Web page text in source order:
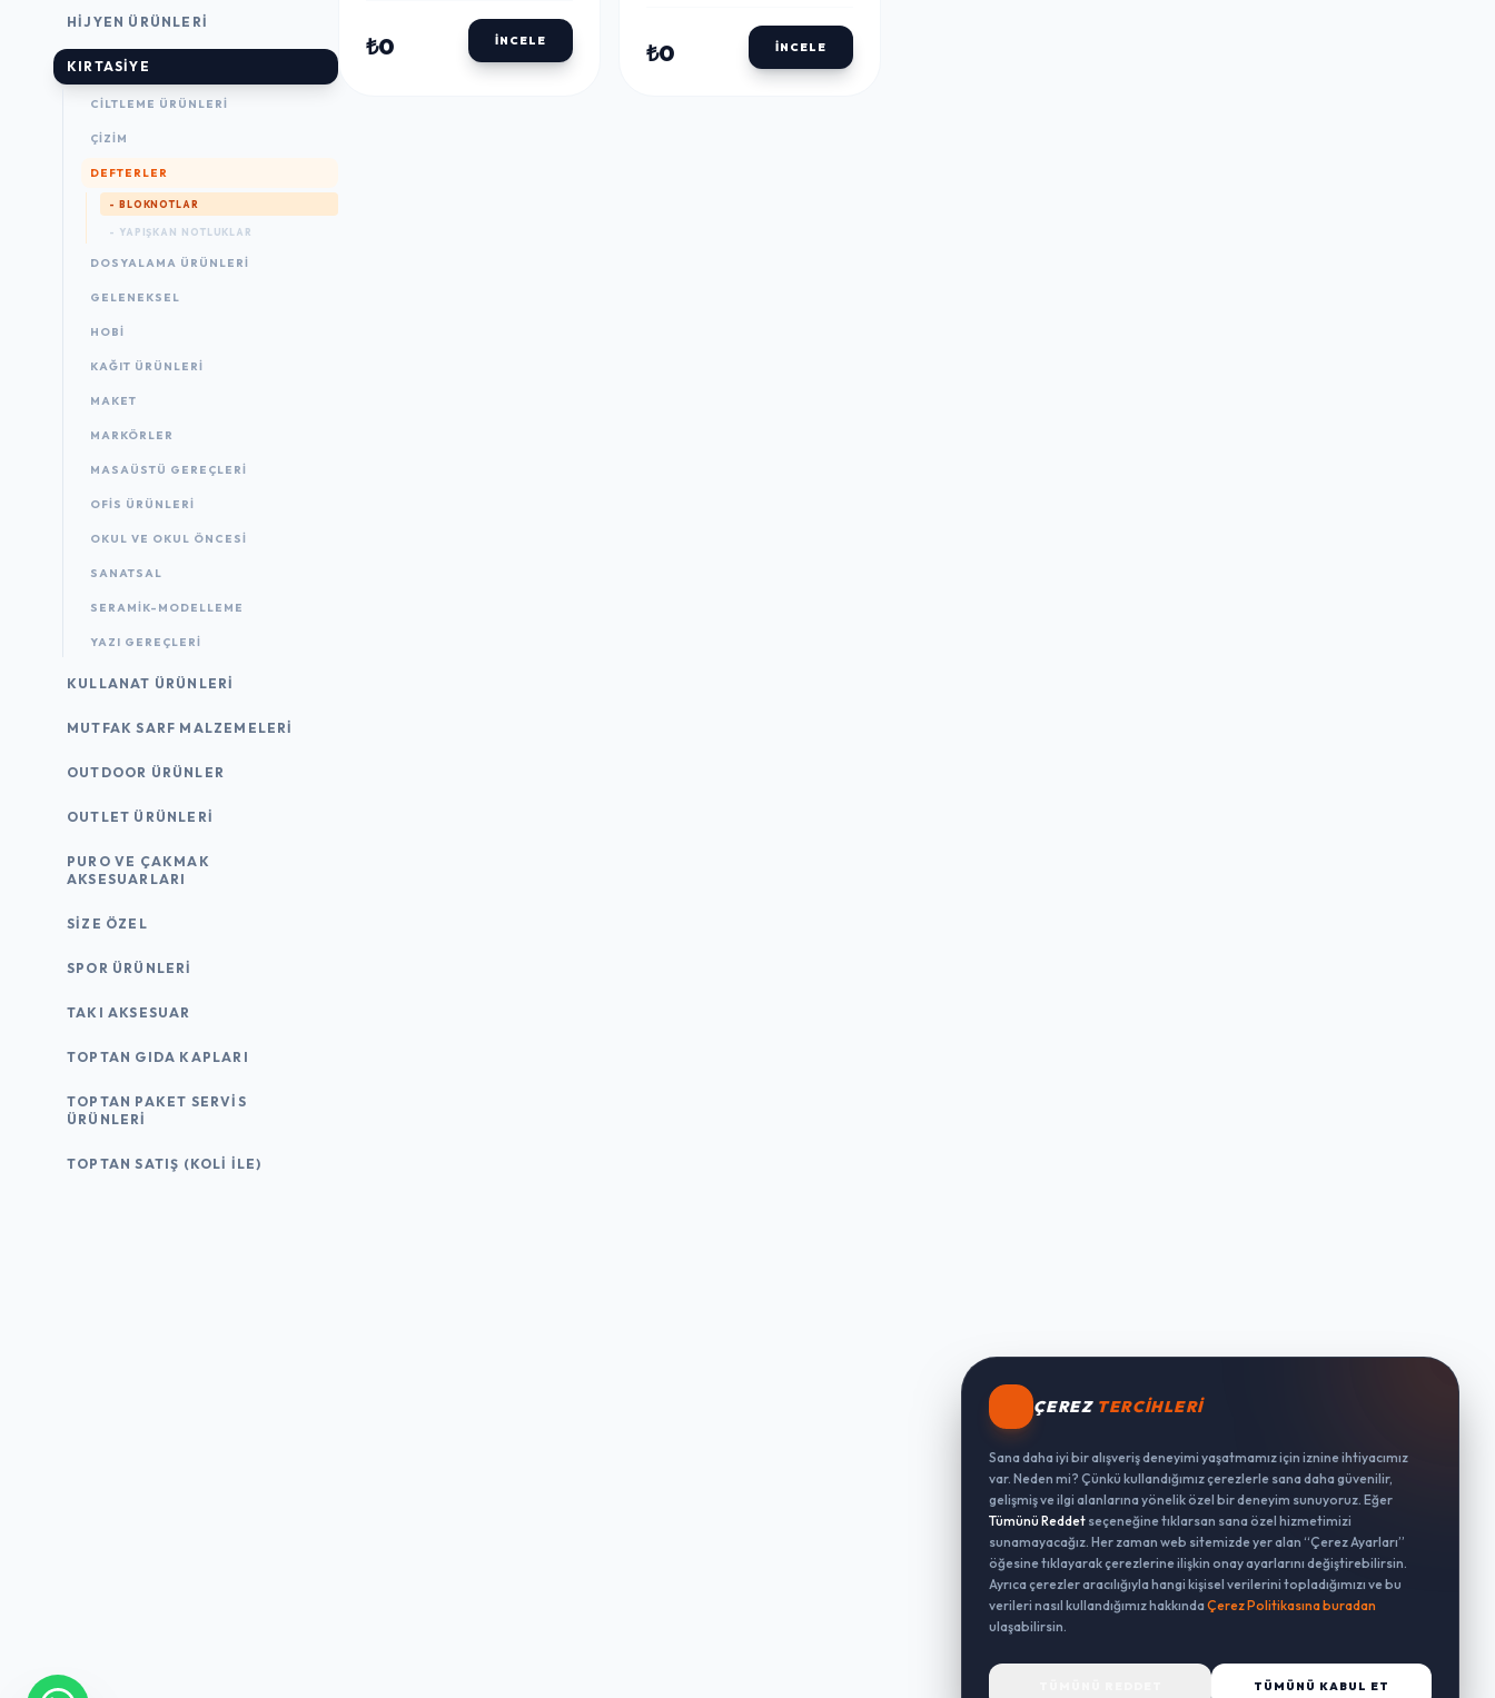
HIJYEN ÜRÜNLERI
KIRTASİYE
CILTLEME ÜRÜNLERI
ÇİZİM
DEFTERLER
- BLOKNOTLAR
- YAPIŞKAN NOTLUKLAR
DOSYALAMA ÜRÜNLERI
GELENEKSEL
HOBİ
KAĞIT ÜRÜNLERI
MAKET
MARKÖRLER
MASAÜSTÜ GEREÇLERI
OFIS ÜRÜNLERI
OKUL VE OKUL ÖNCESİ
SANATSAL
SERAMİK-MODELLEME
YAZI GEREÇLERI
KULLANAT ÜRÜNLERI
MUTFAK SARF MALZEMELERI
OUTDOOR ÜRÜNLER
OUTLET ÜRÜNLERI
PURO VE ÇAKMAK
AKSESUARLARI
SIZE ÖZEL
SPOR ÜRÜNLERI
TAKI AKSESUAR
TOPTAN GIDA KAPLARI
TOPTAN PAKET SERVIS
ÜRÜNLERI
TOPTAN SATIŞ (KOLI İLE)
KARELI 60'LI
₺0 İNCELE
ÇIZGILI 60'LI
₺0 İNCELE
ÇEREZ TERCIHLERI
Sana daha iyi bir alışveriş deneyimi yaşatmamız için iznine ihtiyacımız
var. Neden mi? Çünkü kullandığımız çerezlerle sana daha güvenilir,
gelişmiş ve ilgi alanlarına yönelik özel bir deneyim sunuyoruz. Eğer
Tümünü Reddet seçeneğine tıklarsan sana özel hizmetimizi
sunamayacağız. Her zaman web sitemizde yer alan “Çerez Ayarları”
öğesine tıklayarak çerezlerine ilişkin onay ayarlarını değiştirebilirsin.
Ayrıca çerezler aracılığıyla hangi kişisel verilerini topladığımızı ve bu
verileri nasıl kullandığımız hakkında Çerez Politikasına buradan
ulaşabilirsin.
TÜMÜNÜ KABUL ET